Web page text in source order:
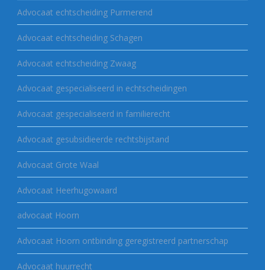
Advocaat echtscheiding Purmerend
Advocaat echtscheiding Schagen
Advocaat echtscheiding Zwaag
Advocaat gespecialiseerd in echtscheidingen
Advocaat gespecialiseerd in familierecht
Advocaat gesubsidieerde rechtsbijstand
Advocaat Grote Waal
Advocaat Heerhugowaard
advocaat Hoorn
Advocaat Hoorn ontbinding geregistreerd partnerschap
Advocaat huurrecht